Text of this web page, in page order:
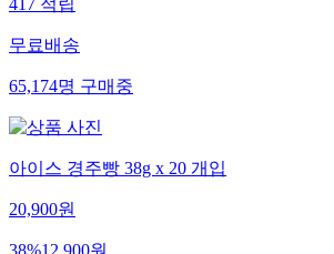
417적립
무료배송
65,174명구매중
아이스 경주빵 38g x 20 개입
20,900원